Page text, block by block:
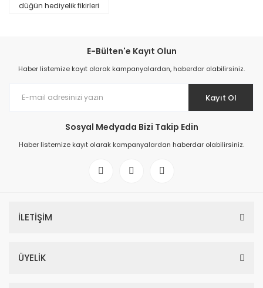
düğün hediyelik fikirleri
E-Bülten'e Kayıt Olun
Haber listemize kayıt olarak kampanyalardan, haberdar olabilirsiniz.
Kayıt Ol
Sosyal Medyada Bizi Takip Edin
Haber listemize kayıt olarak kampanyalardan haberdar olabilirsiniz.
İLETİŞİM
ÜYELİK